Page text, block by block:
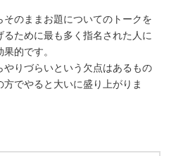
のままお題についてのトークを
ために最も多く指名された人に
的です。
やりづらいという欠点はあるもの
でやると大いに盛り上がりま